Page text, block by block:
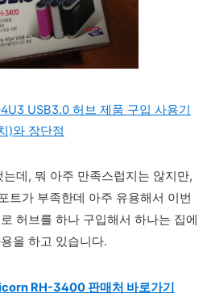
USB3.0 허브 제품 구입 사용기
)와 장단점
데, 뭐 아주 만족스럽지는 않지만,
트가 부족한데 아주 유용해서 이번
허브를 하나 구입해서 하나는 집에
을 하고 있습니다.
RH-3400 판매처 바로가기